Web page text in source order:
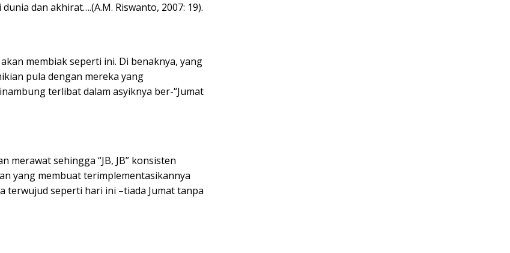
dan akhirat….(A.M. Riswanto, 2007: 19).
membiak seperti ini. Di benaknya, yang
pula dengan mereka yang
terlibat dalam asyiknya ber-“Jumat
merawat sehingga “JB, JB” konsisten
yang membuat terimplementasikannya
terwujud seperti hari ini –tiada Jumat tanpa